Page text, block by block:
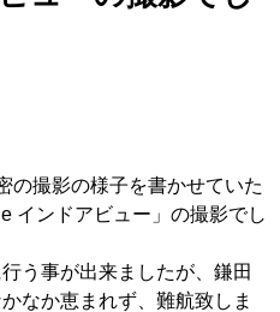
の撮影の様子を書かせていた
インドアビュー」の撮影でし
う事が出来ましたが、鎌田
なか恵まれず、難航致しま